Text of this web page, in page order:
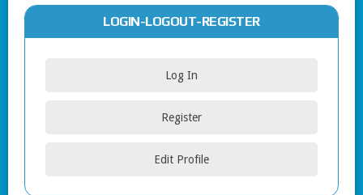
LOGIN-LOGOUT-REGISTER
Log In
Register
Edit Profile